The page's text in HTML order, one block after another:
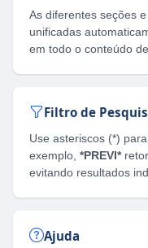
As diferentes seções
unificadas
em todo o conteúdo
Filtro de
Use asteriscos (*)
exemplo, *PREVI*
evitando resultados
Ajuda